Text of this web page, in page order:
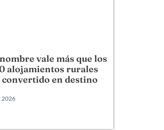
vale más que los
alojamientos rurales
convertido en destino
2026